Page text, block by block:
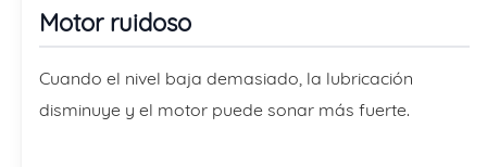
Motor ruidoso
Cuando el nivel baja demasiado, la lubricación
disminuye y el motor puede sonar más fuerte.